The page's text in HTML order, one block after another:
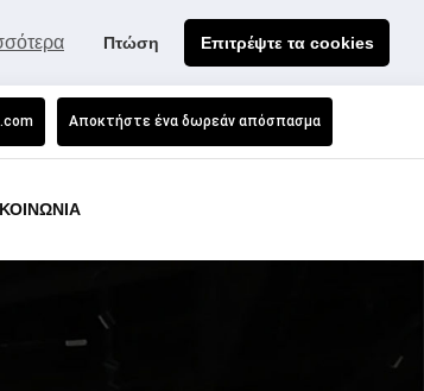
Πτώση Επιτρέψτε τα cookies
Αποκτήστε ένα δωρεάν απόσπασμα